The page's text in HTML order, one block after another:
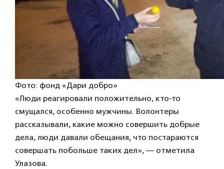
Фото: фонд «Дари добро»
«Люди реагировали положительно, кто-то
смущался, особенно мужчины. Волонтеры
рассказывали, какие можно совершить добрые
дела, люди давали обещания, что постараются
совершать побольше таких дел», — отметила
Улазова.